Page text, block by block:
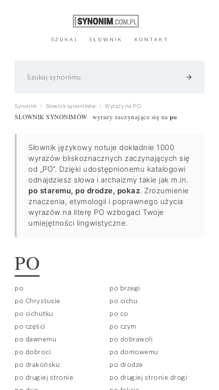
SZUKAJ SŁOWNIK KONTAKT
arrow_forward
Synonim \ Słownik synonimów \ Wyrazy na PO
SŁOWNIK SYNONIMÓW · wyrazy zaczynające się na po
Słownik językowy notuje dokładnie 1000
wyrazów bliskoznacznych zaczynających się
od „PO”. Dzięki udostępnionemu katalogowi
odnajdziesz słowa i archaizmy takie jak m.in.
po staremu, po drodze, pokaz. Zrozumienie
znaczenia, etymologii i poprawnego użycia
wyrazów na literę PO wzbogaci Twoje
umiejętności lingwistyczne.
PO
po
po brzegi
po Chrystusie
po cichu
po cichutku
po co
po części
po czym
po dawnemu
po dobrawoli
po dobroci
po domowemu
po drakońsku
po drodze
po drugiej stronie
po drugiej stronie drogi